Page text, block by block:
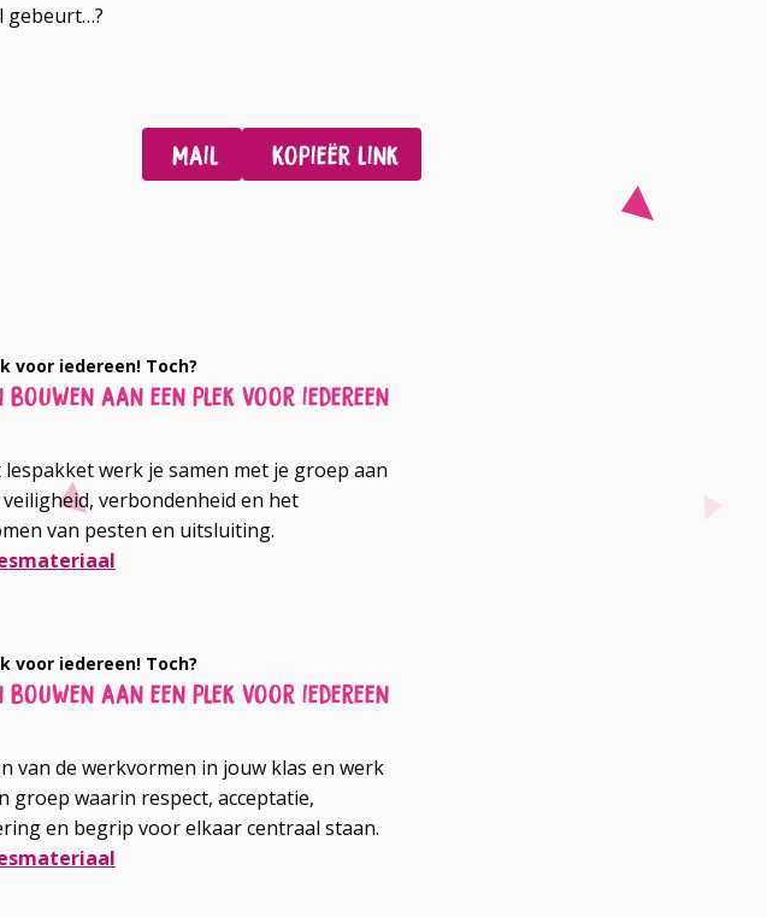
gebeurt…?
Deel
op
Deel
op
Mail Kopieër link
voor iedereen! Toch?
bouwen aan een plek voor iedereen
werk je samen met je groep aan
veiligheid, verbondenheid en het
van pesten en uitsluiting.
voor iedereen! Toch?
bouwen aan een plek voor iedereen
van de werkvormen in jouw klas en werk
groep waarin respect, acceptatie,
en begrip voor elkaar centraal staan.